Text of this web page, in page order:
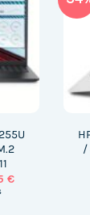
€O
/